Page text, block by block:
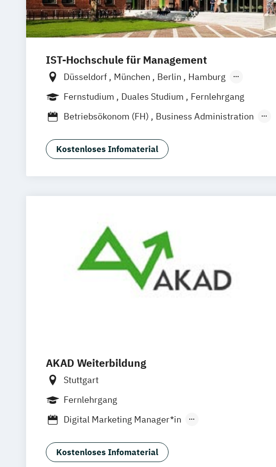
IST-Hochschule für Management
Düsseldorf München Berlin
Hamburg
Weil am Rhein
Frankfurt am Main Essen
Innsbruck
Fernstudium Duales Studium
Fernlehrgang
Betriebsökonom (FH)
Business Administration
Digitalisierungsmanagement
Hotel- und Tourismusmarketing
Kommunikation & Medienmanagement
Kommunikationsmanagement
Kommunikationsmanagement (dual)
Marketingökonom:in
Online-Marketing & Marketingmanagement
Online-Marketing & Marketingmanagement (dual)
Kostenloses Infomaterial
AKAD Weiterbildung
Stuttgart
Fernlehrgang
Digital Marketing Manager*in
Referent*in Interkulturelle Wirtschaftskommunikation
Social Media Marketing Manager:in
Kostenloses Infomaterial